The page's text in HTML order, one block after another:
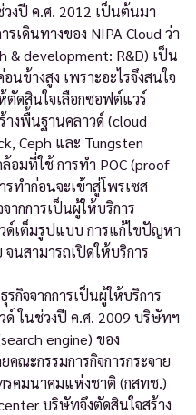
วงปี ค.ศ. 2012 เป็นต้นมา
เดินทางของ NIPA Cloud ว่า
& development: R&D) เป็น
นข้างสูง เพราะอะไรจึงสนใจ
ตัดสินใจเลือกซอฟต์แวร์
างพื้นฐานคลาวด์ (cloud
Ceph และ Tungsten
อมที่ใช้ การทำ POC (proof
ทำก่อนจะเข้าสู่โพรเซส
ากการเป็นผู้ให้บริการ
ด์เต็มรูปแบบ การแก้ไขปัญหา
นสามารถเปิดให้บริการ
กิจจากการเป็นผู้ให้บริการ
ด์ ในช่วงปี ค.ศ. 2009 บริษัทฯ
engine) ของ
ณะกรรมการกิจการกระจาย
รคมนาคมแห่งชาติ (กสทช.)
บริษัทจึงตัดสินใจสร้าง